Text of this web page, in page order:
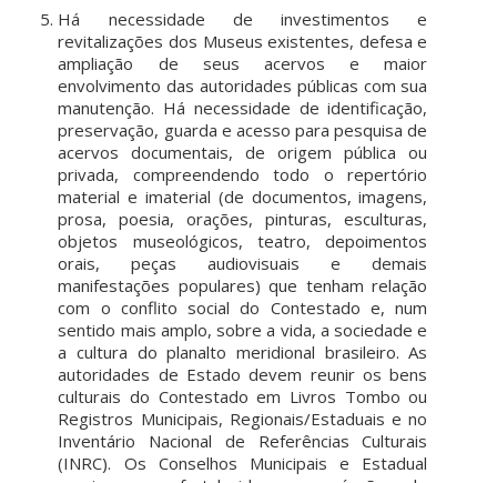
Há necessidade de investimentos e
revitalizações dos Museus existentes, defesa e
ampliação de seus acervos e maior
envolvimento das autoridades públicas com sua
manutenção. Há necessidade de identificação,
preservação, guarda e acesso para pesquisa de
acervos documentais, de origem pública ou
privada, compreendendo todo o repertório
material e imaterial (de documentos, imagens,
prosa, poesia, orações, pinturas, esculturas,
objetos museológicos, teatro, depoimentos
orais, peças audiovisuais e demais
manifestações populares) que tenham relação
com o conflito social do Contestado e, num
sentido mais amplo, sobre a vida, a sociedade e
a cultura do planalto meridional brasileiro. As
autoridades de Estado devem reunir os bens
culturais do Contestado em Livros Tombo ou
Registros Municipais, Regionais/Estaduais e no
Inventário Nacional de Referências Culturais
(INRC). Os Conselhos Municipais e Estadual